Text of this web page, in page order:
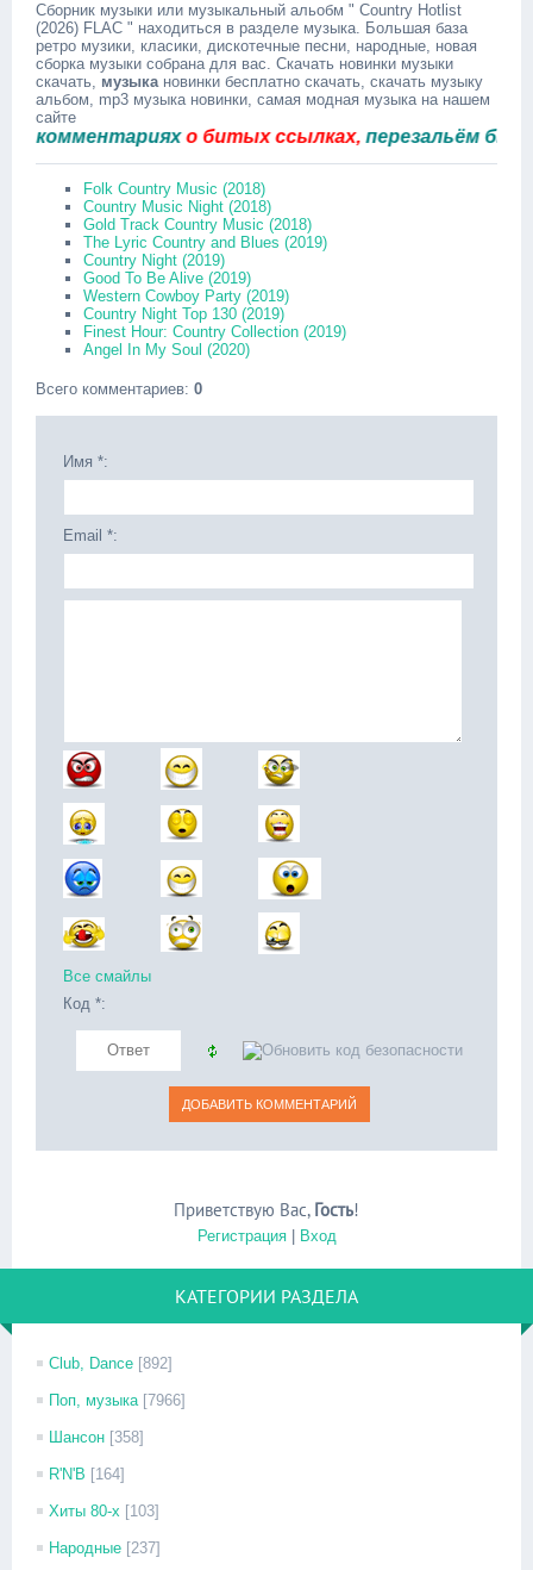
Сборник музыки или музыкальный альобм " Country Hotlist
(2026) FLAC " находиться в разделе музыка. Большая база
ретро музики, класики, дискотечные песни, народные, новая
сборка музыки собрана для вас. Скачать новинки музыки
скачать, музыкановинки бесплатно скачать, скачать музыку
альбом, mp3 музыка новинки, самая модная музыка на нашем
сайте
о битых ссылках,перезальём быстро.
Folk Country Music (2018)
Country Music Night (2018)
Gold Track Country Music (2018)
The Lyric Country and Blues (2019)
Country Night (2019)
Good To Be Alive (2019)
Western Cowboy Party (2019)
Country Night Top 130 (2019)
Finest Hour: Country Collection (2019)
Angel In My Soul (2020)
Всего комментариев: 0
Имя *:
Email *:
Все смайлы
Код *:
Приветствую Вас, Гость!
Регистрация| Вход
КАТЕГОРИИ РАЗДЕЛА
Club, Dance [892]
Поп, музыка [7966]
Шансон [358]
R'N'B [164]
Хиты 80-х [103]
Народные [237]